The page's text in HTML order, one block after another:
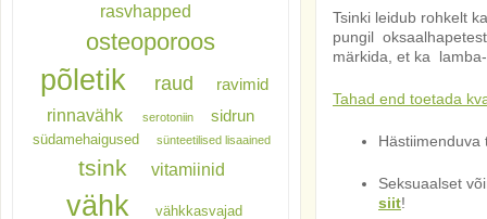
Tsinki leidub rohkelt
pungil
märkida, et ka
Tahad end toetada
Seksuaalset
siit!
rasvhapped
osteoporoos
põletik raud ravimid
rinnavähk serotoniin sidrun
südamehaigused sünteetilised lisaained
tsink vitamiinid
vähk vähkkasvajad